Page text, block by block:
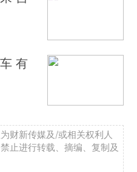
有
财新传媒及/或相关权利人
止进行转载、摘编、复制及